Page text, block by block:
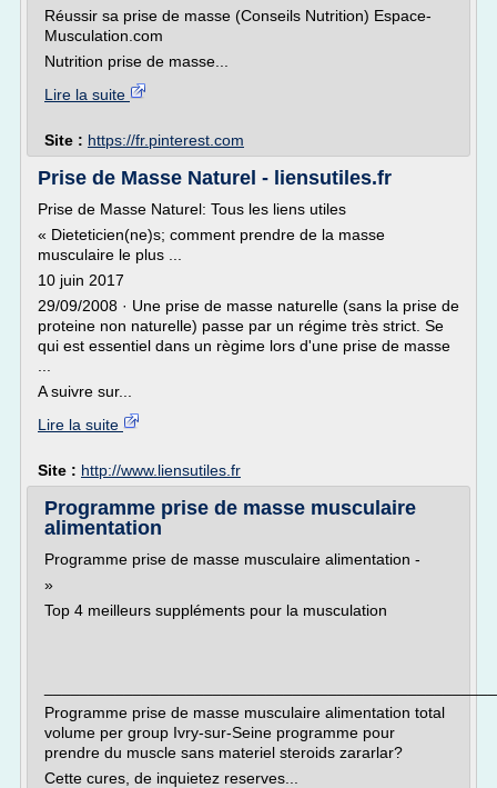
Réussir sa prise de masse (Conseils Nutrition) Espace-
Musculation.com
Nutrition prise de masse...
Lire la suite
Site : https://fr.pinterest.com
Prise de Masse Naturel - liensutiles.fr
Prise de Masse Naturel: Tous les liens utiles
« Dieteticien(ne)s; comment prendre de la masse
musculaire le plus ...
10 juin 2017
29/09/2008 · Une prise de masse naturelle (sans la prise de
proteine non naturelle) passe par un régime très strict. Se
qui est essentiel dans un règime lors d'une prise de masse
A suivre sur...
Lire la suite
Site : http://www.liensutiles.fr
Programme prise de masse musculaire
alimentation
Programme prise de masse musculaire alimentation -
»
Top 4 meilleurs suppléments pour la musculation
Programme prise de masse musculaire alimentation total
volume per group Ivry-sur-Seine programme pour
prendre du muscle sans materiel steroids zararlar?
Cette cures, de inquietez reserves...